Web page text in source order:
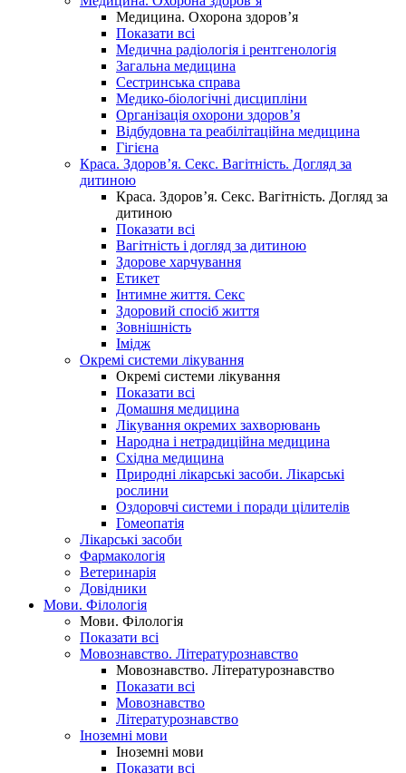
Медицина. Охорона здоров’я
Показати всі
Медична радіологія і рентгенологія
Загальна медицина
Сестринська справа
Медико-біологічні дисципліни
Організація охорони здоров’я
Відбудовна та реабілітаційна медицина
Гігієна
Краса. Здоров’я. Секс. Вагітність. Догляд за
дитиною
Краса. Здоров’я. Секс. Вагітність. Догляд за
дитиною
Показати всі
Вагітність і догляд за дитиною
Здорове харчування
Етикет
Інтимне життя. Секс
Здоровий спосіб життя
Зовнішність
Імідж
Окремі системи лікування
Окремі системи лікування
Показати всі
Домашня медицина
Лікування окремих захворювань
Народна і нетрадиційна медицина
Східна медицина
Природні лікарські засоби. Лікарські
рослини
Оздоровчі системи і поради цілителів
Гомеопатія
Лікарські засоби
Фармакологія
Ветеринарія
Довідники
Мови. Філологія
Мови. Філологія
Показати всі
Мовознавство. Літературознавство
Мовознавство. Літературознавство
Показати всі
Мовознавство
Літературознавство
Іноземні мови
Іноземні мови
Показати всі